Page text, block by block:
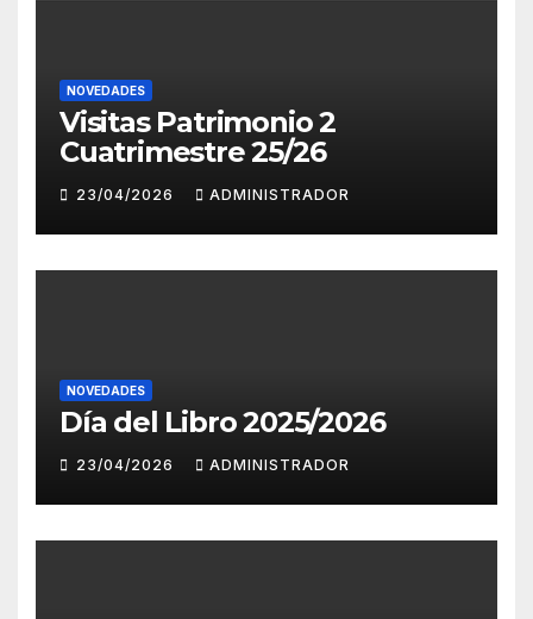
NOVEDADES
Visitas Patrimonio 2
Cuatrimestre 25/26
23/04/2026 ADMINISTRADOR
NOVEDADES
Día del Libro 2025/2026
23/04/2026 ADMINISTRADOR